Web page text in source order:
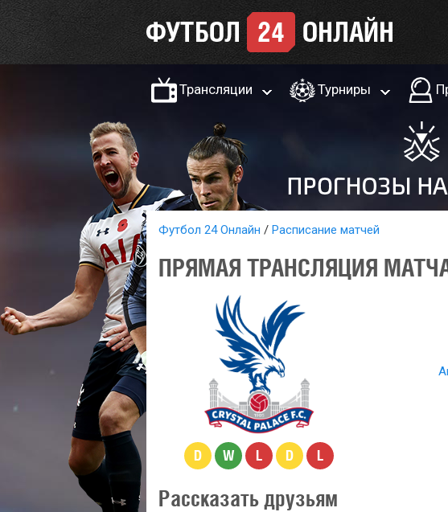
Трансляции Турниры
Футбол 24 Онлайн Расписание матчей
ПРЯМАЯ ТРАНСЛЯЦИЯ
D W L D L
Рассказать друзьям